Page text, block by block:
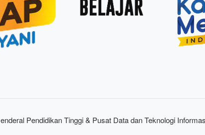
Pendidikan Tinggi & Pusat Data dan Teknologi